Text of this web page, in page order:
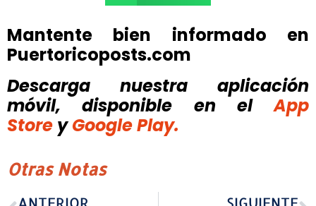
Mantente bien informado en
Puertoricoposts.com
Descarga nuestra aplicación
móvil, disponible
en el
App
Store y Google Play.
Otras Notas